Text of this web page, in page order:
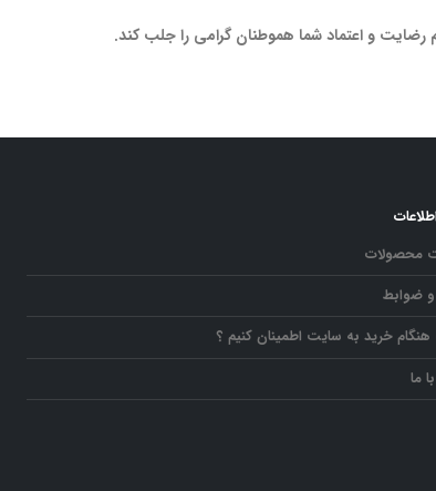
رضایت و اعتماد شما هموطنان گرامی را جلب کند.
محصولات
و ضوابط
خرید به سایت اطمینان کنیم ؟
ما